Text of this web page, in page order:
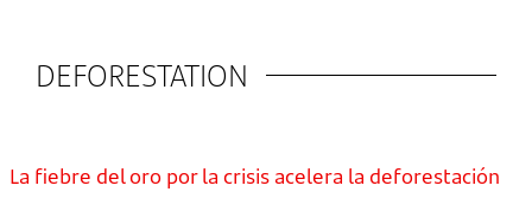
DEFORESTATION
La fiebre del oro por la crisis acelera la deforestación